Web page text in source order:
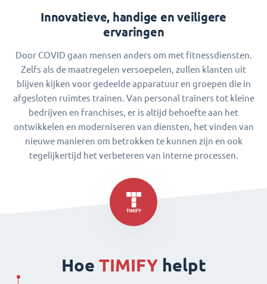
Innovatieve, handige en veiligere
ervaringen
Door COVID gaan mensen anders om met fitnessdiensten.
Zelfs als de maatregelen versoepelen, zullen klanten uit
blijven kijken voor gedeelde apparatuur en groepen die in
afgesloten ruimtes trainen. Van personal trainers tot kleine
bedrijven en franchises, er is altijd behoefte aan het
ontwikkelen en moderniseren van diensten, het vinden van
nieuwe manieren om betrokken te kunnen zijn en ook
tegelijkertijd het verbeteren van interne processen.
Hoe TIMIFYhelpt